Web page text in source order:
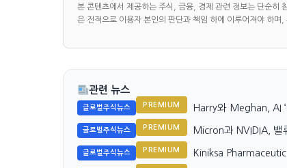
본 콘텐츠에서 제공하는 주식, 금융, 경제 관련 정보는 단순히
은 전적으로 이용자 본인의 판단과 책임 하에 이루어져야 하며
관련 뉴스
글로벌주식뉴스 PREMIUM Harry와 Meghan, AI
글로벌주식뉴스 PREMIUM Micron과 NVIDIA, 밸
글로벌주식뉴스 PREMIUM Kiniksa